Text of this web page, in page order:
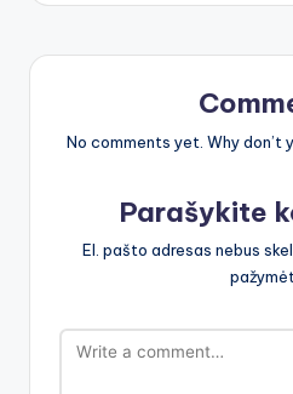
No comments yet. Why
Parašykite
El. pašto adresas nebus